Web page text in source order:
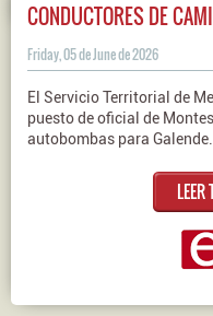
CONDUCTORES DE
Friday, 05 de June de 2026
El Servicio Territorial de
puesto de oficial de
autobombas para Galende.